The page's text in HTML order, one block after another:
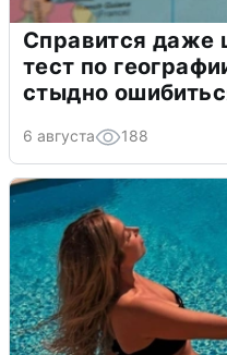
Справится даже
тест по
стыдно
6 августа 188